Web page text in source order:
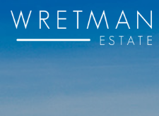
Panneau de gestion des cookies